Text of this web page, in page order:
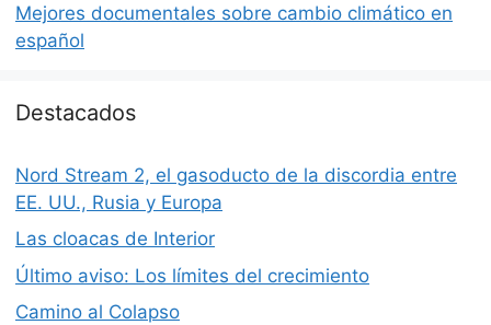
Mejores documentales sobre cambio climático en
español
Destacados
Nord Stream 2, el gasoducto de la discordia entre
EE. UU., Rusia y Europa
Las cloacas de Interior
Último aviso: Los límites del crecimiento
Camino al Colapso